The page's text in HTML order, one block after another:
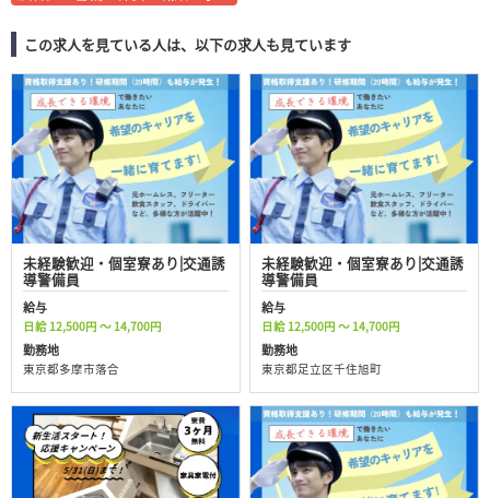
この求人を見ている人は、以下の求人も見ています
未経験歓迎・個室寮あり|交通誘
導警備員
給与
日給 12,500円 ～ 14,700円
勤務地
東京都多摩市落合
未経験歓迎・個室寮あり|交通誘
導警備員
給与
日給 12,500円 ～ 14,700円
勤務地
東京都足立区千住旭町